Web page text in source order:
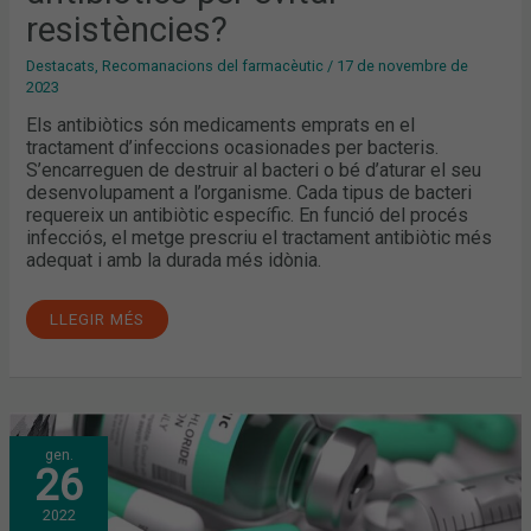
resistències?
Destacats, Recomanacions del farmacèutic / 17 de novembre de
2023
Els antibiòtics són medicaments emprats en el
tractament d’infeccions ocasionades per bacteris.
S’encarreguen de destruir al bacteri o bé d’aturar el seu
desenvolupament a l’organisme. Cada tipus de bacteri
requereix un antibiòtic específic. En funció del procés
infecciós, el metge prescriu el tractament antibiòtic més
adequat i amb la durada més idònia.
LLEGIR MÉS
gen.
26
2022
QUIN
ÉS
L’ÚS
ADEQUAT
DELS
ANTIBIÒTICS